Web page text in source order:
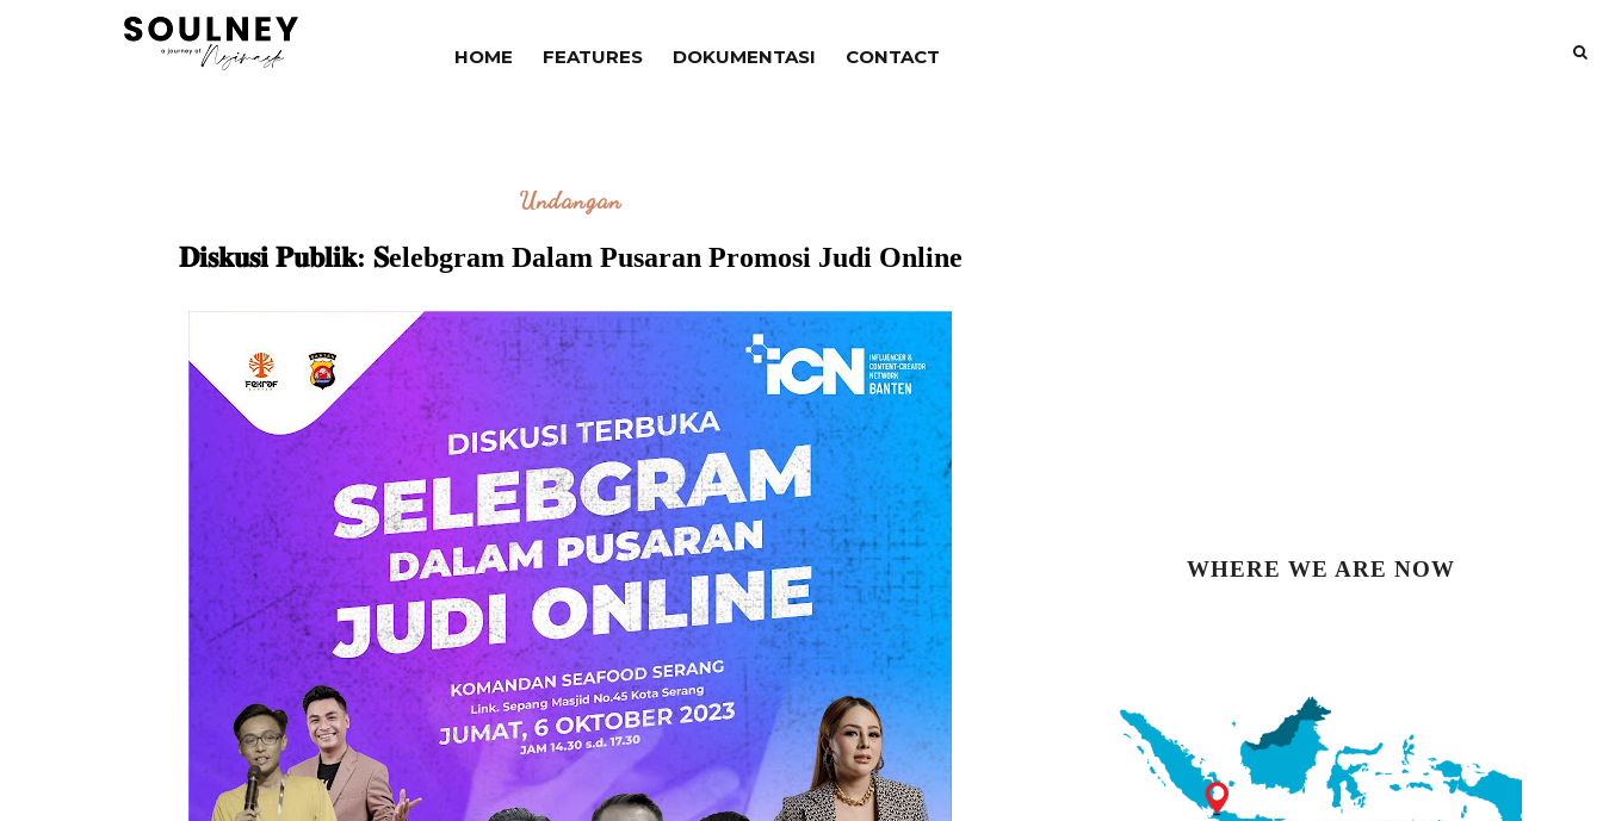
HOME FEATURES DOKUMENTASI CONTACT
Undangan
𝐃𝐢𝐬𝐤𝐮𝐬𝐢 𝐏𝐮𝐛𝐥𝐢𝐤: 𝐒elebgram Dalam Pusaran Promosi Judi Online
WHERE WE ARE NOW